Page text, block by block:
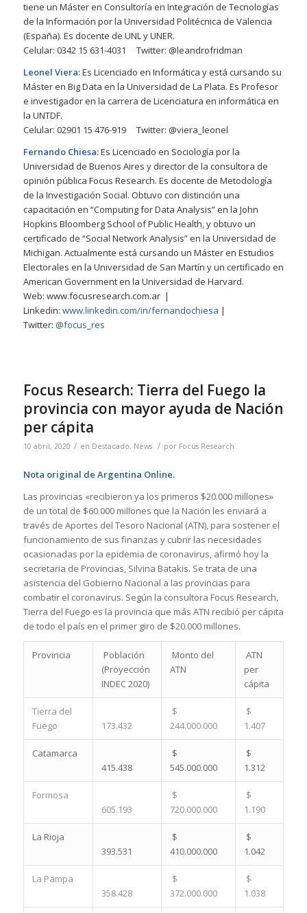
tiene un Máster en Consultoría en Integración de Tecnologías
de la Información por la Universidad Politécnica de Valencia
(España). Es docente de UNL y UNER.
Celular: 0342 15 631-4031 Twitter: @leandrofridman
Leonel Viera:Es Licenciado en Informática y está cursando su
Máster en Big Data en la Universidad de La Plata. Es Profesor
e investigador en la carrera de Licenciatura en informática en
la UNTDF.
Celular: 02901 15 476-919 Twitter: @viera_leonel
Fernando Chiesa:Es Licenciado en Sociología por la
Universidad de Buenos Aires y director de la consultora de
opinión pública Focus Research. Es docente de Metodología
de la Investigación Social. Obtuvo con distinción una
capacitación en “Computing for Data Analysis” en la John
Hopkins Bloomberg School of Public Health, y obtuvo un
certificado de “Social Network Analysis” en la Universidad de
Michigan. Actualmente está cursando un Máster en Estudios
Electorales en la Universidad de San Martín y un certificado en
American Government en la Universidad de Harvard.
Web: www.focusresearch.com.ar |
Linkedin: www.linkedin.com/in/fernandochiesa |
Twitter: @focus_res
Focus Research: Tierra del Fuego la
provincia con mayor ayuda de Nación
per cápita
10 abril, 2020 / en Destacado, News / por Focus Research
Nota original de Argentina Online.
Las provincias «recibieron ya los primeros $20.000 millones»
de un total de $60.000 millones que la Nación les enviará a
través de Aportes del Tesoro Nacional (ATN), para sostener el
funcionamiento de sus finanzas y cubrir las necesidades
ocasionadas por la epidemia de coronavirus, afirmó hoy la
secretaria de Provincias, Silvina Batakis. Se trata de una
asistencia del Gobierno Nacional a las provincias para
combatir el coronavirus. Según la consultora Focus Research,
Tierra del Fuego es la provincia que más ATN recibió per cápita
de todo el país en el primer giro de $20.000 millones.
Provincia
Población
(Proyección
INDEC 2020)
Monto del
ATN
ATN
per
cápita
Tierra del
Fuego
173.432
$
244.000.000
$
1.407
Catamarca
415.438
$
545.000.000
$
1.312
Formosa
605.193
$
720.000.000
$
1.190
La Rioja
393.531
$
410.000.000
$
1.042
La Pampa
358.428
$
372.000.000
$
1.038